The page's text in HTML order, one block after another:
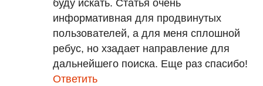
буду искать. Статья очень
информативная для продвинутых
пользователей, а для меня сплошной
ребус, но хзадает направление для
дальнейшего поиска. Еще раз спасибо!
Ответить